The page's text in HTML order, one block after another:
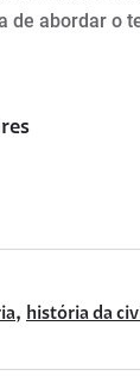
de abordar o
, história da